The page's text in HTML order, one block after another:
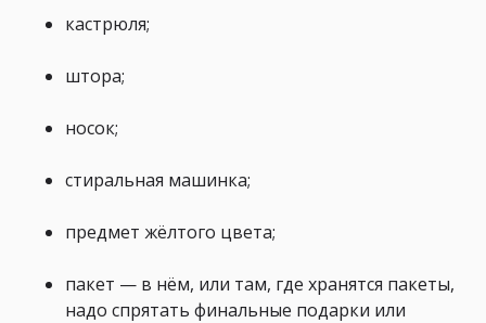
кастрюля;
штора;
носок;
стиральная машинка;
предмет жёлтого цвета;
пакет — в нём, или там, где хранятся пакеты,
надо спрятать финальные подарки или